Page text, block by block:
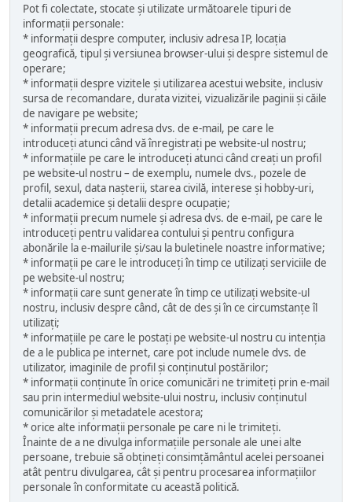
Pot fi colectate, stocate și utilizate următoarele tipuri de
informații personale:
* informații despre computer, inclusiv adresa IP, locația
geografică, tipul și versiunea browser-ului și despre sistemul de
operare;
* informații despre vizitele și utilizarea acestui website, inclusiv
sursa de recomandare, durata vizitei, vizualizările paginii și căile
de navigare pe website;
* informații precum adresa dvs. de e-mail, pe care le
introduceți atunci când vă înregistrați pe website-ul nostru;
* informațiile pe care le introduceți atunci când creați un profil
pe website-ul nostru – de exemplu, numele dvs., pozele de
profil, sexul, data nașterii, starea civilă, interese și hobby-uri,
detalii academice și detalii despre ocupație;
* informații precum numele și adresa dvs. de e-mail, pe care le
introduceți pentru validarea contului și pentru configura
abonările la e-mailurile și/sau la buletinele noastre informative;
* informații pe care le introduceți în timp ce utilizați serviciile de
pe website-ul nostru;
* informații care sunt generate în timp ce utilizați website-ul
nostru, inclusiv despre când, cât de des și în ce circumstanțe îl
utilizați;
* informațiile pe care le postați pe website-ul nostru cu intenția
de a le publica pe internet, care pot include numele dvs. de
utilizator, imaginile de profil și conținutul postărilor;
* informații conținute în orice comunicări ne trimiteți prin e-mail
sau prin intermediul website-ului nostru, inclusiv conținutul
comunicărilor și metadatele acestora;
* orice alte informații personale pe care ni le trimiteți.
Înainte de a ne divulga informațiile personale ale unei alte
persoane, trebuie să obțineți consimțământul acelei persoanei
atât pentru divulgarea, cât și pentru procesarea informațiilor
personale în conformitate cu această politică.